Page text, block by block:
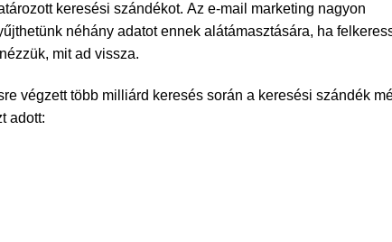
keresési szándékot. Az e-mail marketing nagyon
néhány adatot ennek alátámasztására, ha
mit ad vissza.
végzett több milliárd keresés során a keresési szándék
adott: